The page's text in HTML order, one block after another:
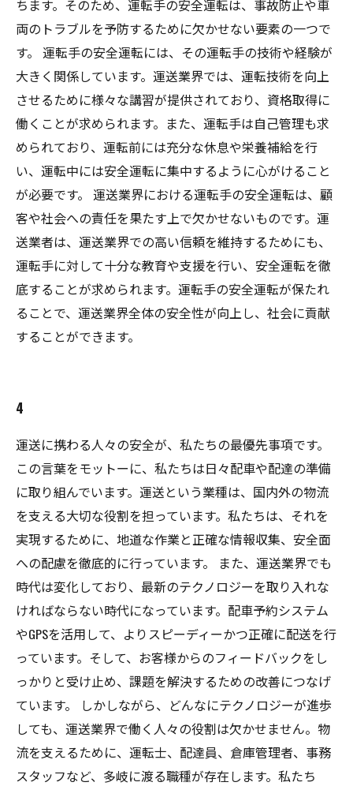
ちます。そのため、運転手の安全運転は、事故防止や車
両のトラブルを予防するために欠かせない要素の一つで
す。 運転手の安全運転には、その運転手の技術や経験が
大きく関係しています。運送業界では、運転技術を向上
させるために様々な講習が提供されており、資格取得に
働くことが求められます。また、運転手は自己管理も求
められており、運転前には充分な休息や栄養補給を行
い、運転中には安全運転に集中するように心がけること
が必要です。 運送業界における運転手の安全運転は、顧
客や社会への責任を果たす上で欠かせないものです。運
送業者は、運送業界での高い信頼を維持するためにも、
運転手に対して十分な教育や支援を行い、安全運転を徹
底することが求められます。運転手の安全運転が保たれ
ることで、運送業界全体の安全性が向上し、社会に貢献
することができます。
4
運送に携わる人々の安全が、私たちの最優先事項です。
この言葉をモットーに、私たちは日々配車や配達の準備
に取り組んでいます。運送という業種は、国内外の物流
を支える大切な役割を担っています。私たちは、それを
実現するために、地道な作業と正確な情報収集、安全面
への配慮を徹底的に行っています。 また、運送業界でも
時代は変化しており、最新のテクノロジーを取り入れな
ければならない時代になっています。配車予約システム
やGPSを活用して、よりスピーディーかつ正確に配送を行
っています。そして、お客様からのフィードバックをし
っかりと受け止め、課題を解決するための改善につなげ
ています。 しかしながら、どんなにテクノロジーが進歩
しても、運送業界で働く人々の役割は欠かせません。物
流を支えるために、運転士、配達員、倉庫管理者、事務
スタッフなど、多岐に渡る職種が存在します。私たち